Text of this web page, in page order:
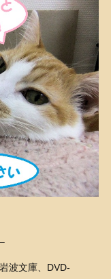
波文庫、DVD-